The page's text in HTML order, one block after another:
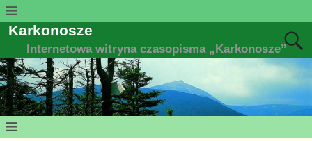
Karkonosze
Internetowa witryna czasopisma „Karkonosze”